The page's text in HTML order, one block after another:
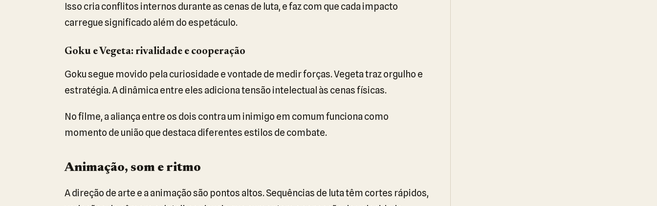
Isso cria conflitos internos durante as cenas de luta, e faz com que cada impacto
carregue significado além do espetáculo.
Goku e Vegeta: rivalidade e cooperação
Goku segue movido pela curiosidade e vontade de medir forças. Vegeta traz orgulho e
estratégia. A dinâmica entre eles adiciona tensão intelectual às cenas físicas.
No filme, a aliança entre os dois contra um inimigo em comum funciona como
momento de união que destaca diferentes estilos de combate.
Animação, som e ritmo
A direção de arte e a animação são pontos altos. Sequências de luta têm cortes rápidos,